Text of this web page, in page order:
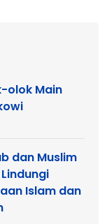
olok Main
dan Muslim
Islam dan